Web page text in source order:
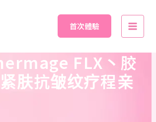
首次體驗
Main
FLX丶胶
肤抗皱纹疗程亲